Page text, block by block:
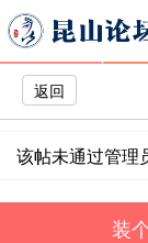
返回
该帖未通过管理
装